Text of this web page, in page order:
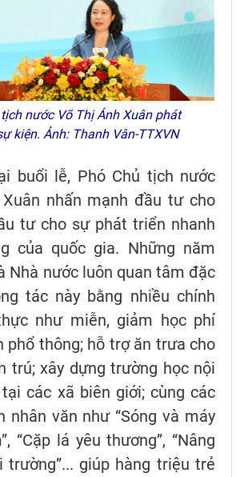
nước Võ Thị Ánh Xuân phát
kiện. Ảnh: Thanh Vân-TTXVN
buổi lễ, Phó Chủ tịch nước
nhấn mạnh đầu tư cho
tư cho sự phát triển nhanh
của quốc gia. Những năm
Nhà nước luôn quan tâm đặc
tác này bằng nhiều chính
như miễn, giảm học phí
phổ thông; hỗ trợ ăn trưa cho
trú; xây dựng trường học nội
các xã biên giới; cùng các
nhân văn như “Sóng và máy
“Cặp lá yêu thương”, “Nâng
trường”... giúp hàng triệu trẻ